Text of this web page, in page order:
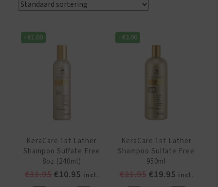
-€1.00
KeraCare 1st Lather
Shampoo Sulfate Free
8oz (240ml)
€11.95 Oorspronkelijke
€10.95 Huidige
incl.
-€2.00
KeraCare 1st Lather
Shampoo Sulfate Free
950ml
€21.95 Oorspronkelijke
€19.95Huidige
incl.